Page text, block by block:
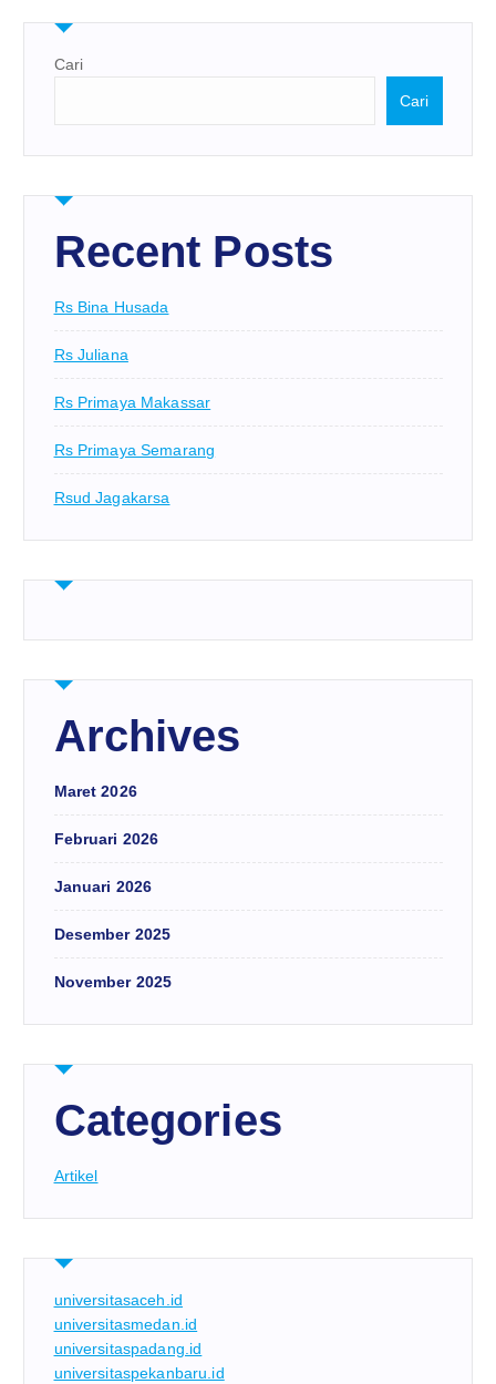
Cari
Cari
Recent Posts
Rs Bina Husada
Rs Juliana
Rs Primaya Makassar
Rs Primaya Semarang
Rsud Jagakarsa
Archives
Maret 2026
Februari 2026
Januari 2026
Desember 2025
November 2025
Categories
Artikel
universitasaceh.id
universitasmedan.id
universitaspadang.id
universitaspekanbaru.id